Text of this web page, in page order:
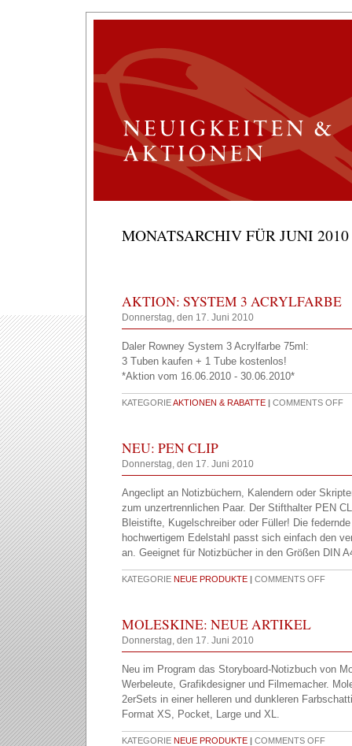
MONATSARCHIV FÜR JUNI 2010
AKTION: SYSTEM 3 ACRYLFARBE
Donnerstag, den 17. Juni 2010
Daler Rowney System 3 Acrylfarbe 75ml:
3 Tuben kaufen + 1 Tube kostenlos!
*Aktion vom 16.06.2010 - 30.06.2010*
KATEGORIEAKTIONEN & RABATTE | COMMENTS OFF
NEU: PEN CLIP
Donnerstag, den 17. Juni 2010
Angeclipt an Notizbüchern, Kalendern oder
zum unzertrennlichen Paar. Der Stifthalter PEN
Bleistifte, Kugelschreiber oder Füller! Die
hochwertigem Edelstahl passt sich einfach den
an. Geeignet für Notizbücher in den Größen DIN
KATEGORIE NEUE PRODUKTE | COMMENTS OFF
MOLESKINE: NEUE ARTIKEL
Donnerstag, den 17. Juni 2010
Neu im Program das Storyboard-Notizbuch von
Werbeleute, Grafikdesigner und Filmemacher.
2erSets in einer helleren und dunkleren
Format XS, Pocket, Large und XL.
KATEGORIE NEUE PRODUKTE | COMMENTS OFF